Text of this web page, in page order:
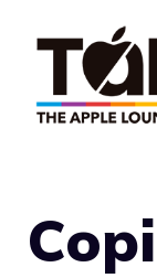
contenuto